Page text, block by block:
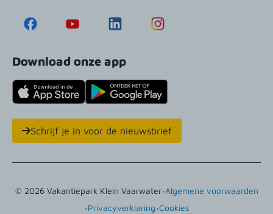
Download onze app
Schrijf je in voor de nieuwsbrief
© 2026 Vakantiepark Klein Vaarwater·Algemene voorwaarden
·Privacyverklaring·Cookies